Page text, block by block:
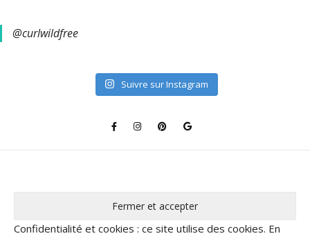
@curlwildfree
Suivre sur Instagram
Confidentialité et cookies : ce site utilise des cookies. En